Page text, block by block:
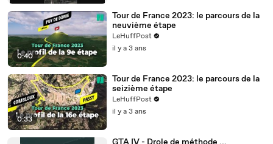
0:40
Tour de France 2023: le parcours de la
neuvième étape
LeHuffPost
il y a 3 ans
0:33
Tour de France 2023: le parcours de la
seizième étape
LeHuffPost
il y a 3 ans